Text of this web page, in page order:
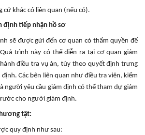
cứ khác có liên quan (nếu có).
định tiếp nhận hồ sơ
sẽ được gửi đến cơ quan có thẩm quyền để
trình này có thể diễn ra tại cơ quan giám
điều tra vụ án, tùy theo quyết định trưng
định. Các bên liên quan như điều tra viên, kiểm
người yêu cầu giám định có thể tham dự giám
cho người giám định.
tật:
quy định như sau: